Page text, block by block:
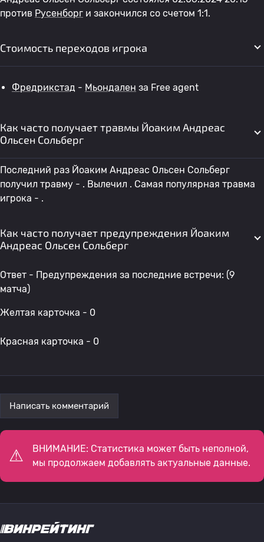
против Русенборг и закончился со счетом 1:1.
Стоимость переходов игрока
Фредрикстад - Мьондален за Free agent
Как часто получает травмы Йоаким Андреас
Ольсен Сольберг
Последний раз Йоаким Андреас Ольсен Сольберг
получил травму - . Вылечил . Самая популярная травма
игрока - .
Как часто получает предупреждения Йоаким
Андреас Ольсен Сольберг
Ответ - Предупреждения за последние встречи: (9
матча)
Желтая карточка - 0
Красная карточка - 0
Написать комментарий
ВНИМАНИЕ: Статистика может быть неполной,
мы продолжаем добавлять актуальные данные.